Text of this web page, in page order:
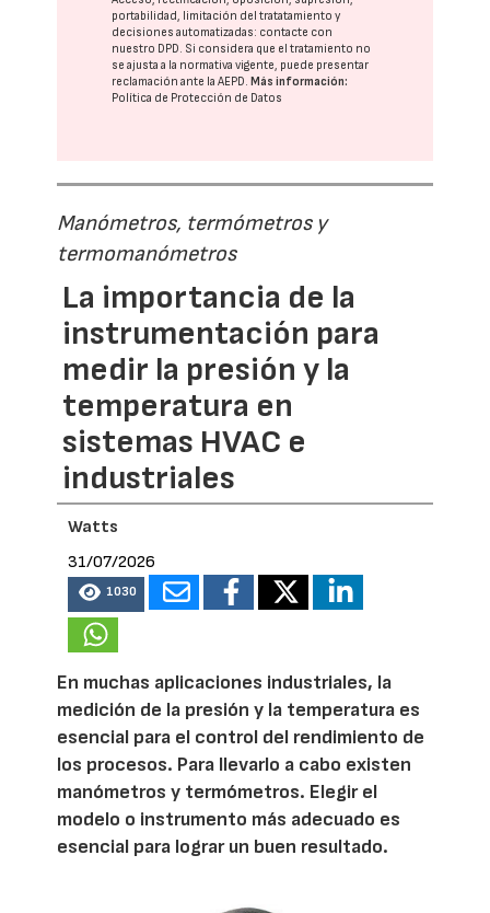
portabilidad, limitación del tratatamiento y
decisiones automatizadas: contacte con
nuestro DPD. Si considera que el tratamiento no
se ajusta a la normativa vigente, puede presentar
reclamación ante laAEPD. Más información:
Política de Protección de Datos
Manómetros, termómetros y
termomanómetros
La importancia de la
instrumentación para
medir la presión y la
temperatura en
sistemas HVAC e
industriales
Watts
31/07/2026
1030
En muchas aplicaciones industriales, la
medición de la presión y la temperatura es
esencial para el control del rendimiento de
los procesos. Para llevarlo a cabo existen
manómetros y termómetros. Elegir el
modelo o instrumento más adecuado es
esencial para lograr un buen resultado.